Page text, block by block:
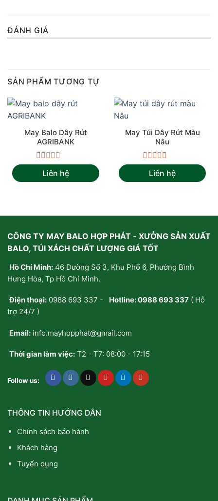
ĐÁNH GIÁ
SẢN PHẨM TƯƠNG TỰ
May Balo Dây Rút
AGRIBANK
Được
xếp
hạng
Liên hệ
May Túi Dây Rút Màu
Nâu
Được
xếp
hạng
Liên hệ
CÔNG TY MAY BALO HỢP PHÁT - XƯỞNG SẢN XUẤT
BALO, TÚI XÁCH CHẤT LƯỢNG GIÁ TỐT
Hồ Chí Minh: 46 Đường Số 3, Khu Phố 6, Phường Bình
Hưng Hòa, Tp Hồ Chí Minh.
Điện thoại: 0988 693 337 - Hotline:0988 693 337 ( Hỗ
trợ 24/7 )
Email: info.mayhopphat@gmail.com
Thời gian làm việc: T2 - T7: 08:00 - 17:15
Follow us:
THÔNG TIN HƯỚNG DẪN
Chính sách bảo hành
Khách hàng
Tuyển dụng